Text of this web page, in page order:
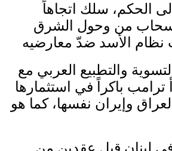
الحكم، سلك اتجاهاً
من وحول الشرق
التسوية والتطبيع العربي مع
الثانية ووصول جو بايدن جمّد كل شيء. واليوم، هناك 4 سنوات بدأ ترامب باكراً في استثمارها
وإيران نفسها، كما هو
في لبنان قبل عقدين من